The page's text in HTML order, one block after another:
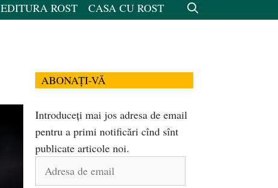
EDITURA ROST CASA CU ROST
ABONAȚI-VĂ
Introduceți mai jos adresa de email
pentru a primi notificări cînd sînt
publicate articole noi.
Adresa